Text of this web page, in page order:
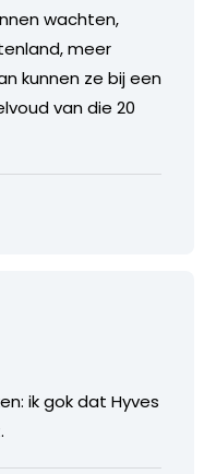
wachten,
meer
kunnen ze bij een
van die 20
ik gok dat Hyves